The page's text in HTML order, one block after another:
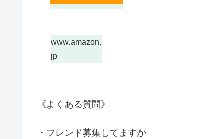
www.amazon.
jp
《よくある質問》
・フレンド募集してますか